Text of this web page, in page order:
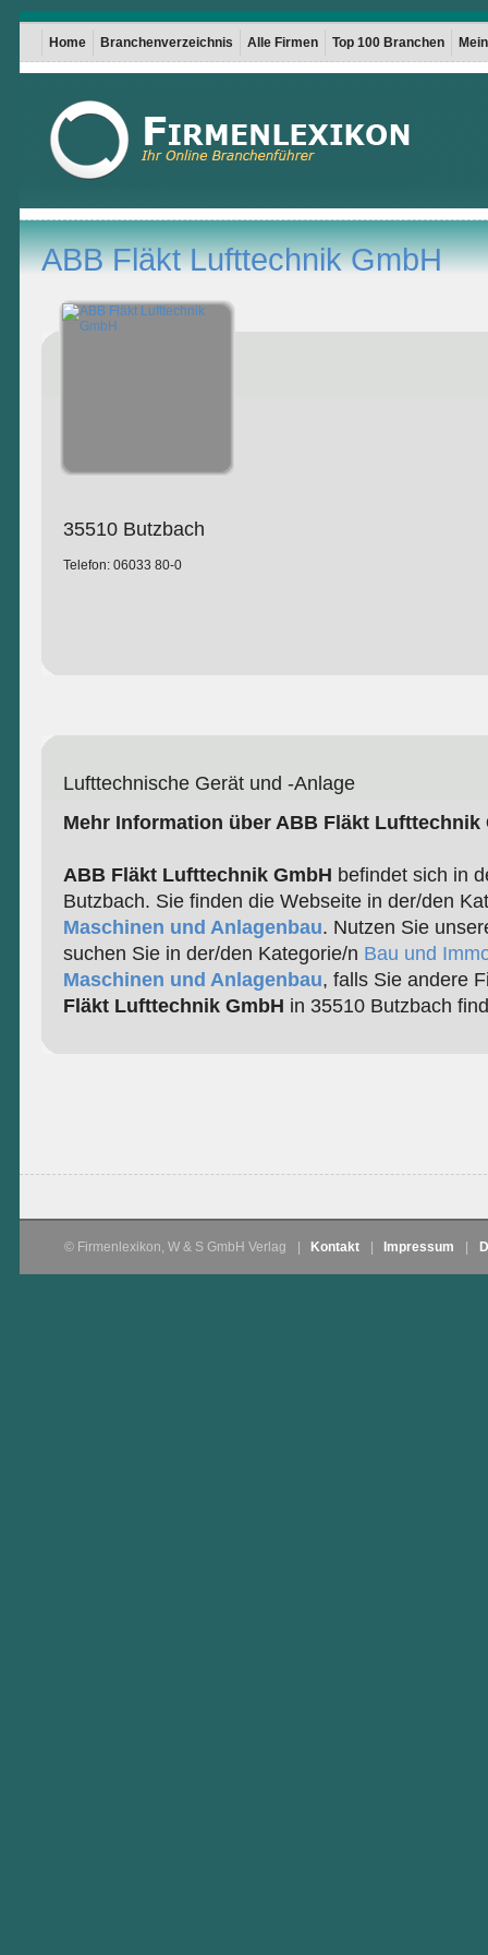
Home Branchenverzeichnis Alle Firmen Top 100 Branchen
ABB Fläkt Lufttechnik GmbH
35510 Butzbach
Telefon: 06033 80-0
Lufttechnische Gerät und -Anlage
Mehr Information über ABB Fläkt Lufttechnik
ABB Fläkt Lufttechnik GmbH befindet sich in
Butzbach. Sie finden die Webseite in der/den
Maschinen und Anlagenbau. Nutzen Sie
suchen Sie in der/den Kategorie/n Bau und
Maschinen und Anlagenbau, falls Sie andere
Fläkt Lufttechnik GmbH in 35510 Butzbach
© Firmenlexikon, W & S GmbH Verlag Kontakt Impressum